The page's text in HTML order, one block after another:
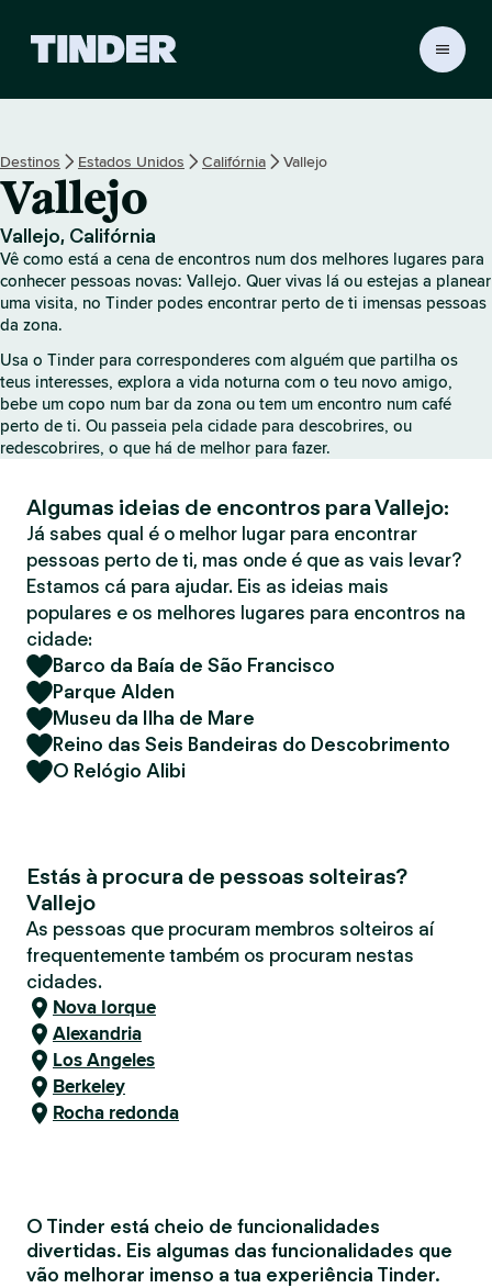
a
c
a
o
T
i
n
r
Destinos Estados Unidos Califórnia Vallejo
Vallejo
Vallejo, Califórnia
Vê como está a cena de encontros num dos melhores lugares para
conhecer pessoas novas: Vallejo. Quer vivas lá ou estejas a planear
uma visita, no Tinder podes encontrar perto de ti imensas pessoas
da zona.
Usa o Tinder para corresponderes com alguém que partilha os
teus interesses, explora a vida noturna com o teu novo amigo,
bebe um copo num bar da zona ou tem um encontro num café
perto de ti. Ou passeia pela cidade para descobrires, ou
redescobrires, o que há de melhor para fazer.
Algumas ideias de encontros para Vallejo:
Já sabes qual é o melhor lugar para encontrar
pessoas perto de ti, mas onde é que as vais levar?
Estamos cá para ajudar. Eis as ideias mais
populares e os melhores lugares para encontros na
cidade:
Barco da Baía de São Francisco
Parque Alden
Museu da Ilha de Mare
Reino das Seis Bandeiras do Descobrimento
O Relógio Alibi
Estás à procura de pessoas solteiras?
Vallejo
As pessoas que procuram membros solteiros aí
frequentemente também os procuram nestas
cidades.
Nova Iorque
Alexandria
Los Angeles
Berkeley
Rocha redonda
O Tinder está cheio de funcionalidades
divertidas. Eis algumas das funcionalidades que
vão melhorar imenso a tua experiência Tinder.